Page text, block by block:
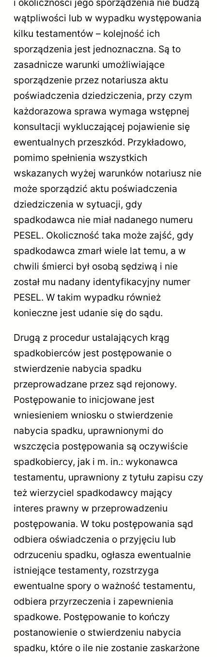
i okoliczności jego sporządzenia nie budzą
wątpliwości lub w wypadku występowania
kilku testamentów – kolejność ich
sporządzenia jest jednoznaczna. Są to
zasadnicze warunki umożliwiające
sporządzenie przez notariusza aktu
poświadczenia dziedziczenia, przy czym
każdorazowa sprawa wymaga wstępnej
konsultacji wykluczającej pojawienie się
ewentualnych przeszkód. Przykładowo,
pomimo spełnienia wszystkich
wskazanych wyżej warunków notariusz nie
może sporządzić aktu poświadczenia
dziedziczenia w sytuacji, gdy
spadkodawca nie miał nadanego numeru
PESEL. Okoliczność taka może zajść, gdy
spadkodawca zmarł wiele lat temu, a w
chwili śmierci był osobą sędziwą i nie
został mu nadany identyfikacyjny numer
PESEL. W takim wypadku również
konieczne jest udanie się do sądu.
Drugą z procedur ustalających krąg
spadkobierców jest postępowanie o
stwierdzenie nabycia spadku
przeprowadzane przez sąd rejonowy.
Postępowanie to inicjowane jest
wniesieniem wniosku o stwierdzenie
nabycia spadku, uprawnionymi do
wszczęcia postępowania są oczywiście
spadkobiercy, jak i m. in.: wykonawca
testamentu, uprawniony z tytułu zapisu czy
też wierzyciel spadkodawcy mający
interes prawny w przeprowadzeniu
postępowania. W toku postępowania sąd
odbiera oświadczenia o przyjęciu lub
odrzuceniu spadku, ogłasza ewentualnie
istniejące testamenty, rozstrzyga
ewentualne spory o ważność testamentu,
odbiera przyrzeczenia i zapewnienia
spadkowe. Postępowanie to kończy
postanowienie o stwierdzeniu nabycia
spadku, które o ile nie zostanie zaskarżone